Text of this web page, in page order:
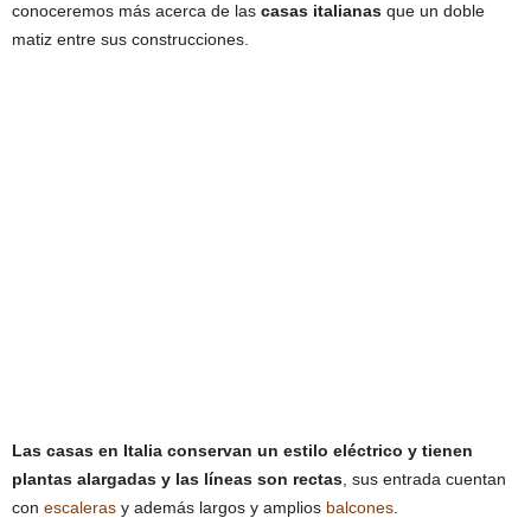
conoceremos más acerca de las casas italianas que un doble
matiz entre sus construcciones.
Las casas en Italia conservan un estilo eléctrico y tienen
plantas alargadas y las líneas son rectas , sus entrada cuentan
con escaleras y además largos y amplios balcones